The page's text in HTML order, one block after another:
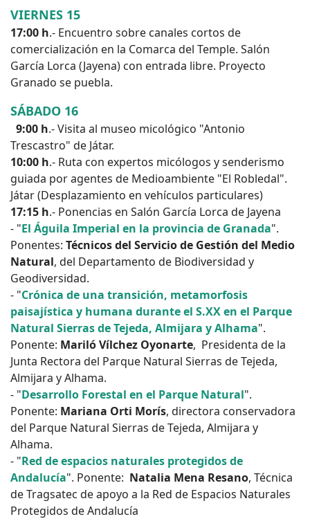
VIERNES 15
17:00 h.- Encuentro sobre canales cortos de
comercialización en la Comarca del Temple. Salón
García Lorca (Jayena) con entrada libre. Proyecto
Granado se puebla.
SÁBADO 16
9:00 h.- Visita al museo micológico "Antonio
Trescastro" de Játar.
10:00 h.- Ruta con expertos micólogos y senderismo
guiada por agentes de Medioambiente "El Robledal".
Játar (Desplazamiento en vehículos particulares)
17:15 h.- Ponencias en Salón García Lorca de Jayena
- "El Águila Imperial en la provincia de Granada".
Ponentes: Técnicos del Servicio de Gestión del Medio
Natural, del Departamento de Biodiversidad y
Geodiversidad.
- "Crónica de una transición, metamorfosis
paisajística y humana durante el S.XX en el Parque
Natural Sierras de Tejeda, Almijara y Alhama".
Ponente: Mariló Vílchez Oyonarte, Presidenta de la
Junta Rectora del Parque Natural Sierras de Tejeda,
Almijara y Alhama.
- "Desarrollo Forestal en el Parque Natural".
Ponente: Mariana Orti Morís, directora conservadora
del Parque Natural Sierras de Tejeda, Almijara y
Alhama.
- "Red de espacios naturales protegidos de
Andalucía". Ponente: Natalia Mena Resano, Técnica
de Tragsatec de apoyo a la Red de Espacios Naturales
Protegidos de Andalucía